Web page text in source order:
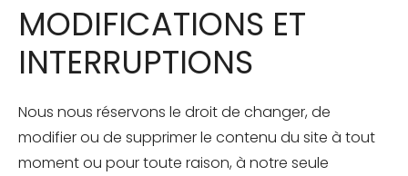
MODIFICATIONS ET
INTERRUPTIONS
Nous nous réservons le droit de changer, de
modifier ou de supprimer le contenu du site à tout
moment ou pour toute raison, à notre seule